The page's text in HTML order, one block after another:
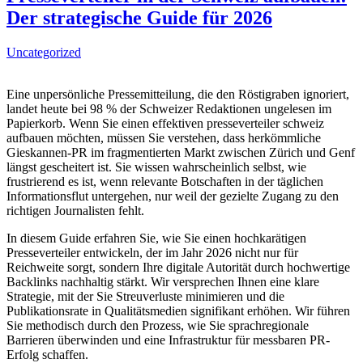
Der strategische Guide für 2026
Uncategorized
Eine unpersönliche Pressemitteilung, die den Röstigraben ignoriert,
landet heute bei 98 % der Schweizer Redaktionen ungelesen im
Papierkorb. Wenn Sie einen effektiven presseverteiler schweiz
aufbauen möchten, müssen Sie verstehen, dass herkömmliche
Gieskannen-PR im fragmentierten Markt zwischen Zürich und Genf
längst gescheitert ist. Sie wissen wahrscheinlich selbst, wie
frustrierend es ist, wenn relevante Botschaften in der täglichen
Informationsflut untergehen, nur weil der gezielte Zugang zu den
richtigen Journalisten fehlt.
In diesem Guide erfahren Sie, wie Sie einen hochkarätigen
Presseverteiler entwickeln, der im Jahr 2026 nicht nur für
Reichweite sorgt, sondern Ihre digitale Autorität durch hochwertige
Backlinks nachhaltig stärkt. Wir versprechen Ihnen eine klare
Strategie, mit der Sie Streuverluste minimieren und die
Publikationsrate in Qualitätsmedien signifikant erhöhen. Wir führen
Sie methodisch durch den Prozess, wie Sie sprachregionale
Barrieren überwinden und eine Infrastruktur für messbaren PR-
Erfolg schaffen.